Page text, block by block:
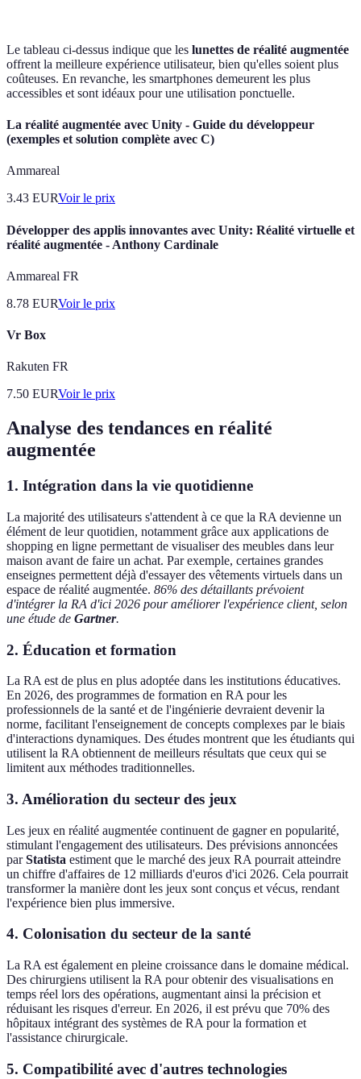
Le tableau ci-dessus indique que les lunettes de réalité augmentée
offrent la meilleure expérience utilisateur, bien qu'elles soient plus
coûteuses. En revanche, les smartphones demeurent les plus
accessibles et sont idéaux pour une utilisation ponctuelle.
La réalité augmentée avec Unity - Guide du développeur
(exemples et solution complète avec C)
Ammareal
3.43 EURVoir le prix
Développer des applis innovantes avec Unity: Réalité virtuelle et
réalité augmentée - Anthony Cardinale
Ammareal FR
8.78 EURVoir le prix
Vr Box
Rakuten FR
7.50 EURVoir le prix
Analyse des tendances en réalité
augmentée
1. Intégration dans la vie quotidienne
La majorité des utilisateurs s'attendent à ce que la RA devienne un
élément de leur quotidien, notamment grâce aux applications de
shopping en ligne permettant de visualiser des meubles dans leur
maison avant de faire un achat. Par exemple, certaines grandes
enseignes permettent déjà d'essayer des vêtements virtuels dans un
espace de réalité augmentée. 86% des détaillants prévoient
d'intégrer la RA d'ici 2026 pour améliorer l'expérience client, selon
une étude de Gartner.
2. Éducation et formation
La RA est de plus en plus adoptée dans les institutions éducatives.
En 2026, des programmes de formation en RA pour les
professionnels de la santé et de l'ingénierie devraient devenir la
norme, facilitant l'enseignement de concepts complexes par le biais
d'interactions dynamiques. Des études montrent que les étudiants qui
utilisent la RA obtiennent de meilleurs résultats que ceux qui se
limitent aux méthodes traditionnelles.
3. Amélioration du secteur des jeux
Les jeux en réalité augmentée continuent de gagner en popularité,
stimulant l'engagement des utilisateurs. Des prévisions annoncées
parStatista estiment que le marché des jeux RA pourrait atteindre
un chiffre d'affaires de 12 milliards d'euros d'ici 2026. Cela pourrait
transformer la manière dont les jeux sont conçus et vécus, rendant
l'expérience bien plus immersive.
4. Colonisation du secteur de la santé
La RA est également en pleine croissance dans le domaine médical.
Des chirurgiens utilisent la RA pour obtenir des visualisations en
temps réel lors des opérations, augmentant ainsi la précision et
réduisant les risques d'erreur. En 2026, il est prévu que 70% des
hôpitaux intégrant des systèmes de RA pour la formation et
l'assistance chirurgicale.
5. Compatibilité avec d'autres technologies